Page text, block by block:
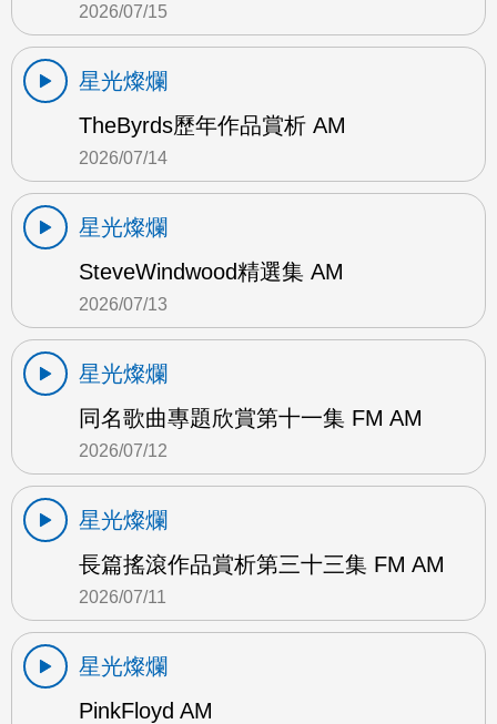
2026/07/15
星光燦爛
TheByrds歷年作品賞析 AM
2026/07/14
星光燦爛
SteveWindwood精選集 AM
2026/07/13
星光燦爛
同名歌曲專題欣賞第十一集 FM AM
2026/07/12
星光燦爛
長篇搖滾作品賞析第三十三集 FM AM
2026/07/11
星光燦爛
PinkFloyd AM